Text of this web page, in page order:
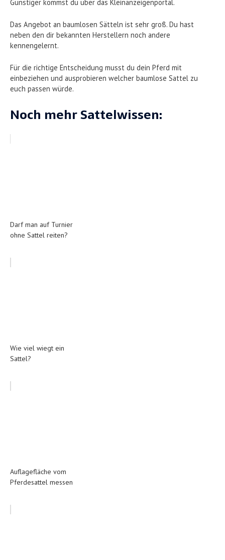
Günstiger kommst du über das Kleinanzeigenportal.
Das Angebot an baumlosen Sätteln ist sehr groß. Du hast
neben den dir bekannten Herstellern noch andere
kennengelernt.
Für die richtige Entscheidung musst du dein Pferd mit
einbeziehen und ausprobieren welcher baumlose Sattel zu
euch passen würde.
Noch mehr Sattelwissen:
Darf man auf Turnier
ohne Sattel reiten?
Wie viel wiegt ein
Sattel?
Auflagefläche vom
Pferdesattel messen